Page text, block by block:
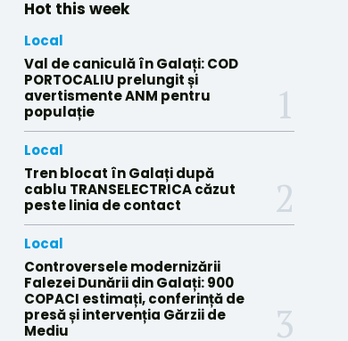
Hot this week
Local
Val de caniculă în Galați: COD
PORTOCALIU prelungit și
avertismente ANM pentru
populație
Local
Tren blocat în Galați după
cablu TRANSELECTRICA căzut
peste linia de contact
Local
Controversele modernizării
Falezei Dunării din Galați: 900
COPACI estimați, conferință de
presă și intervenția Gărzii de
Mediu